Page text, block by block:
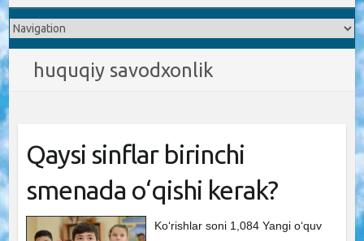
huquqiy savodxonlik
Qaysi sinflar birinchi
smenada o‘qishi kerak?
Ko‘rishlar soni 1,084 Yangi oʻquv